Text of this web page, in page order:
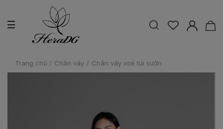
Trang chủ / Chân váy / Chân váy xoè túi sườn